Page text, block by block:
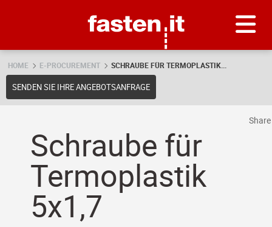
HOME E-PROCUREMENT SCHRAUBE FÜR TERMOPLASTIK...
SENDEN SIE IHRE ANGEBOTSANFRAGE
Schraube für
Termoplastik
5x1,7
Share